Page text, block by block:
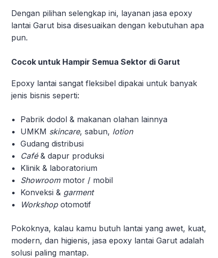
Dengan pilihan selengkap ini, layanan jasa epoxy
lantai Garut bisa disesuaikan dengan kebutuhan apa
pun.
Cocok untuk Hampir Semua Sektor di Garut
Epoxy lantai sangat fleksibel dipakai untuk banyak
jenis bisnis seperti:
Pabrik dodol & makanan olahan lainnya
UMKM skincare, sabun, lotion
Gudang distribusi
Café& dapur produksi
Klinik & laboratorium
Showroommotor / mobil
Konveksi & garment
Workshopotomotif
Pokoknya, kalau kamu butuh lantai yang awet, kuat,
modern, dan higienis, jasa epoxy lantai Garut adalah
solusi paling mantap.